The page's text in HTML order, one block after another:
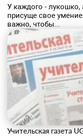
У каждого - лукошко,
присуще свое
важно, чтобы...
Учительская газета